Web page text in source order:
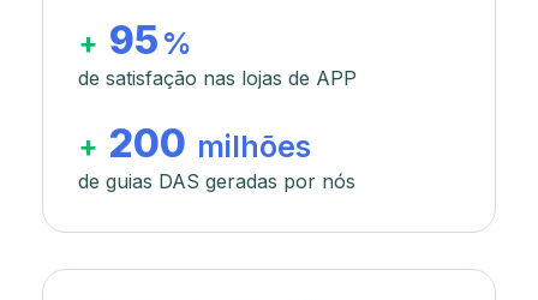
+ 95 %
de satisfação nas lojas de APP
+ 200 milhões
de guias DAS geradas por nós